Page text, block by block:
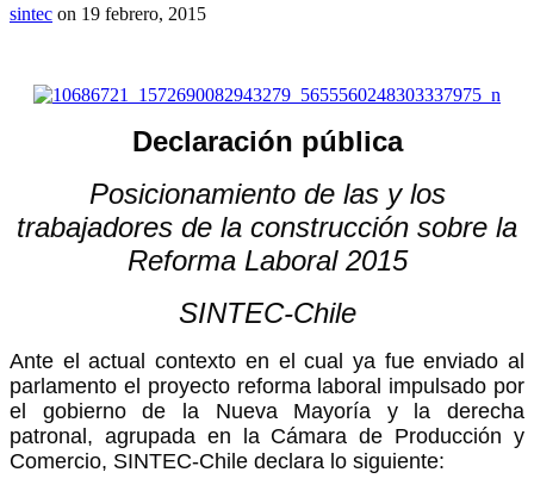
sintec on 19 febrero, 2015
Declaración pública
Posicionamiento de las y los
trabajadores de la construcción sobre la
Reforma Laboral 2015
SINTEC-Chile
Ante el actual contexto en el cual ya fue enviado al
parlamento el proyecto reforma laboral impulsado por
el gobierno de la Nueva Mayoría y la derecha
patronal, agrupada en la Cámara de Producción y
Comercio, SINTEC-Chile declara lo siguiente: